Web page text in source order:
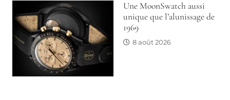
Une MoonSwatch aussi
unique que l’alunissage de
1969
8 août 2026